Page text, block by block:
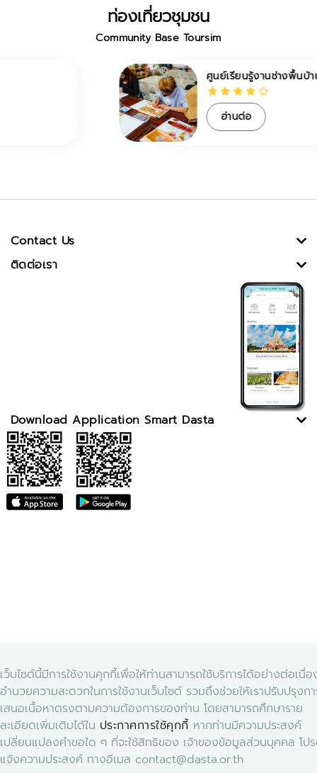
ท่องเที่ยวชุมชน
Community Base Toursim
ศูนย์เรียนรู้งานช่างพื้นบ้าน ไทย-มอญ
อ่านต่อ
เว็บไซต์นี้มีการใช้งานคุกกี้เพื่อให้ท่านสามารถใช้บริการได้อย่างต่อเนื่อ
อำนวยความสะดวกในการใช้งานเว็บไซต์ รวมถึงช่วยให้เราปรับปรุงก
เสนอเนื้อหาตรงตามความต้องการของท่าน โดยสามารถศึกษาราย
ละเอียดเพิ่มเติมได้ใน ประกาศการใช้คุกกี้ หากท่านมีความประสงค์
เปลี่ยนแปลงคำขอใด ๆ ที่จะใช้สิทธิของ เจ้าของข้อมูลส่วนบุคคล โป
แจ้งความประสงค์ ทางอีเมล contact@dasta.or.th
Contact Us
ติดต่อเรา
Download Application Smart Dasta